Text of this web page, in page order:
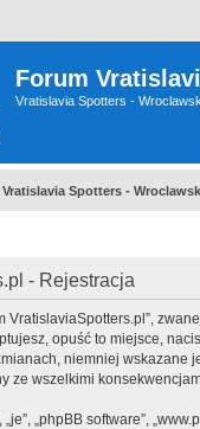
Forum
Vratislavia Spotters -
Vratislavia Spotters -
- Rejestracja
opuść to miejsce,
niemniej wskazane
ze wszelkimi
„je”, „phpBB software”,